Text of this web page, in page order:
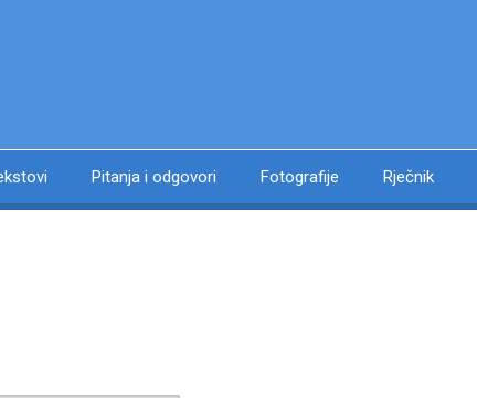
Pitanja i odgovori Fotografije Rječnik